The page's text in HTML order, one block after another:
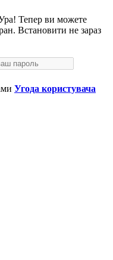
Тепер ви можете
Встановити не зараз
Угода користувача